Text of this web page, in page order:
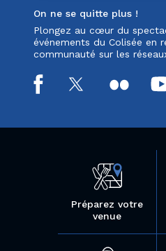
On ne se quitte plus !
Plongez au cœur du
événements du Colisée en
communauté sur les
Préparez votre
venue